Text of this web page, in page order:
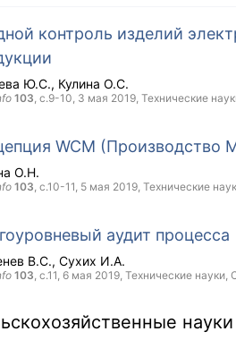
контроль изделий
Ю.С. Кулина О.С.
103, с.9-10, 3 мая 2019, Технические
WCM (Производство
О.Н.
103, с.10-11, 5 мая 2019, Технические
аудит процесса
В.С. Сухих И.А.
103, с.11, 6 мая 2019, Технические науки,
науки